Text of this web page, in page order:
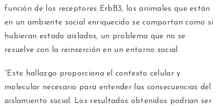
función de los receptores ErbB3, los animales que están
en un ambiente social enriquecido se comportan como si
hubieran estado aislados, un problema que no se
resuelve con la reinserción en un entorno social.
“Este hallazgo proporciona el contexto celular y
molecular necesario para entender las consecuencias del
aislamiento social. Los resultados obtenidos podrían ser